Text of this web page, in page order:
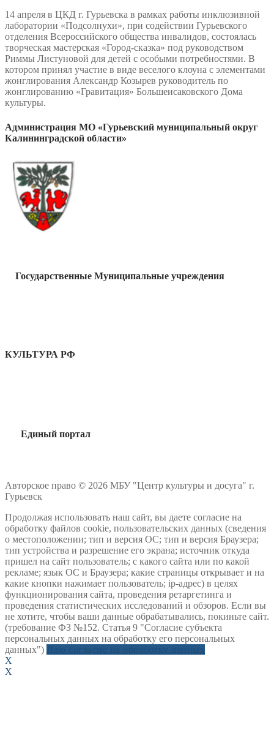
14 апреля в ЦКД г. Гурьевска в рамках работы инклюзивной
лаборатории «Подсолнухи», при содействии Гурьевского
отделения Всероссийского общества инвалидов, состоялась
творческая мастерская «Город-сказка» под руководством
Риммы Листуновой для детей с особыми потребностями. В
котором принял участие в виде веселого клоуна с элементами
жонглирования Александр Козырев руководитель по
жонглированию «Гравитация» Большеисаковского Дома
культуры.
Администрация МО «Гурьевский муниципальный округ
Калининградской области»
Государственные Муниципальные учреждения
КУЛЬТУРА РФ
Единый портал
Авторское право © 2026 МБУ "Центр культуры и досуга" г.
Гурьевск
Продолжая использовать наш сайт, вы даете согласие на
обработку файлов cookie, пользовательских данных (сведения
о местоположении; тип и версия ОС; тип и версия Браузера;
тип устройства и разрешение его экрана; источник откуда
пришел на сайт пользователь; с какого сайта или по какой
рекламе; язык ОС и Браузера; какие страницы открывает и на
какие кнопки нажимает пользователь; ip-адрес) в целях
функционирования сайта, проведения ретаргетинга и
проведения статистических исследований и обзоров. Если вы
не хотите, чтобы ваши данные обрабатывались, покиньте сайт.
(требование ФЗ №152. Статья 9 "Согласие субъекта
персональных данных на обработку его персональных
данных")
X
X